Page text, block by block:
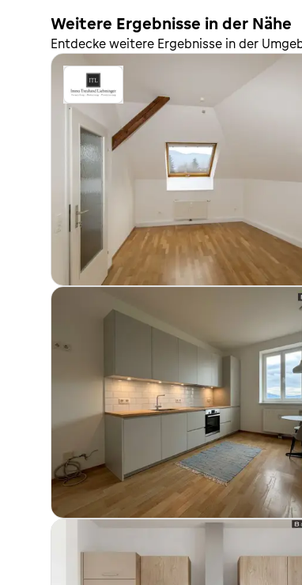
Weitere Ergebnisse in der Nähe
Entdecke weitere Ergebnisse in der